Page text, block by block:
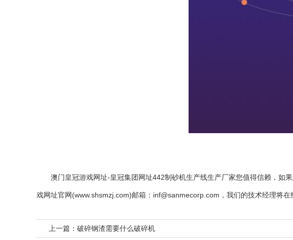
澳门皇冠游戏网址-皇冠集团网址442制砂机生产线生产厂家您值得信赖，如
戏网址官网(www.shsmzj.com)邮箱： inf@sanmecorp.com ，我们的技术经理将在
上一篇： 破碎钢渣需要什么破碎机